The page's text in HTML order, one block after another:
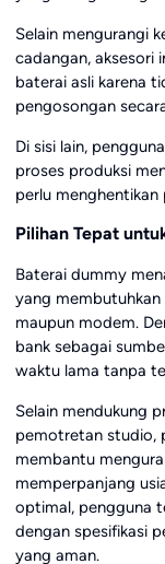
Selain mengurangi
cadangan, aksesori
baterai asli karena
pengosongan
Di sisi lain,
proses produksi
perlu
Pilihan Tepat
Baterai dummy
yang
maupun modem.
bank sebagai
waktu lama tanpa
Selain mendukung
pemotretan studio,
membantu
memperpanjang
optimal, pengguna
dengan spesifikasi
yang aman.